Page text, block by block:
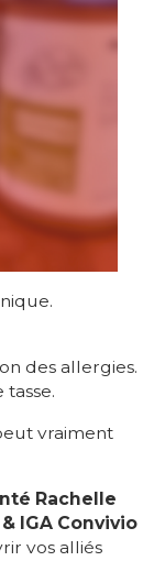
des allergies.
vraiment
Rachelle
IGA Convivio
vos alliés